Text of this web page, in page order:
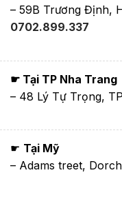
– 59B Trương Định,
0702.899.337
☛ Tại TP Nha Trang
– 48 Lý Tự Trọng,
☛ Tại Mỹ
– Adams treet,